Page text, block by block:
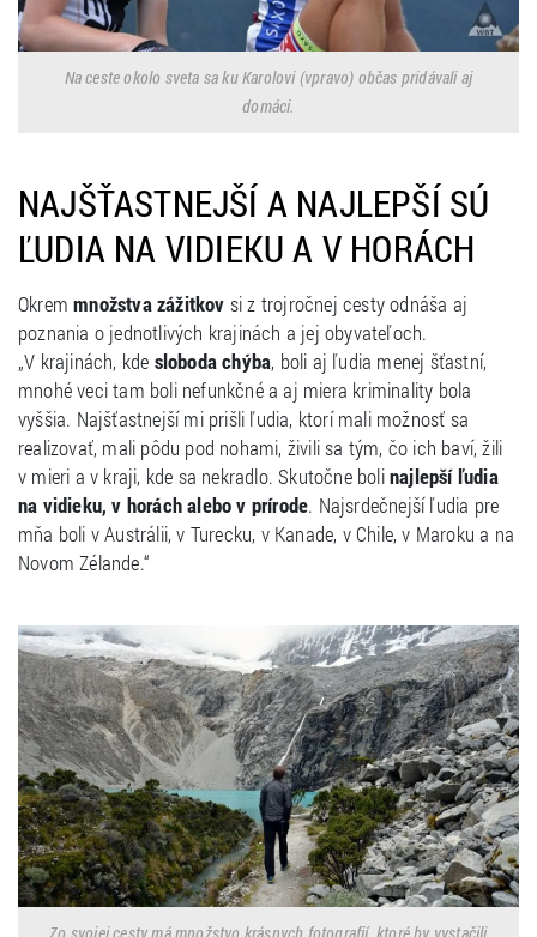
Na ceste okolo sveta sa ku Karolovi (vpravo) občas pridávali aj
domáci.
NAJŠŤASTNEJŠÍ A NAJLEPŠÍ SÚ
ĽUDIA NA VIDIEKU A V HORÁCH
Okremmnožstva zážitkov si z trojročnej cesty odnáša aj
poznania o jednotlivých krajinách a jej obyvateľoch.
„V krajinách, kde sloboda chýba, boli aj ľudia menej šťastní,
mnohé veci tam boli nefunkčné a aj miera kriminality bola
vyššia. Najšťastnejší mi prišli ľudia, ktorí mali možnosť sa
realizovať, mali pôdu pod nohami, živili sa tým, čo ich baví, žili
v mieri a v kraji, kde sa nekradlo. Skutočne bolinajlepší ľudia
na vidieku, v horách alebo v prírode. Najsrdečnejší ľudia pre
mňa boli v Austrálii, v Turecku, v Kanade, v Chile, v Maroku a na
Novom Zélande.“